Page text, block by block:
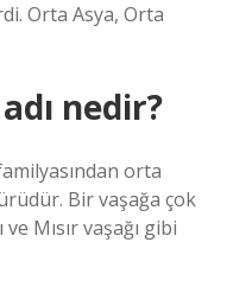
Orta Asya, Orta
nedir?
orta
Bir vaşağa çok
Mısır vaşağı gibi